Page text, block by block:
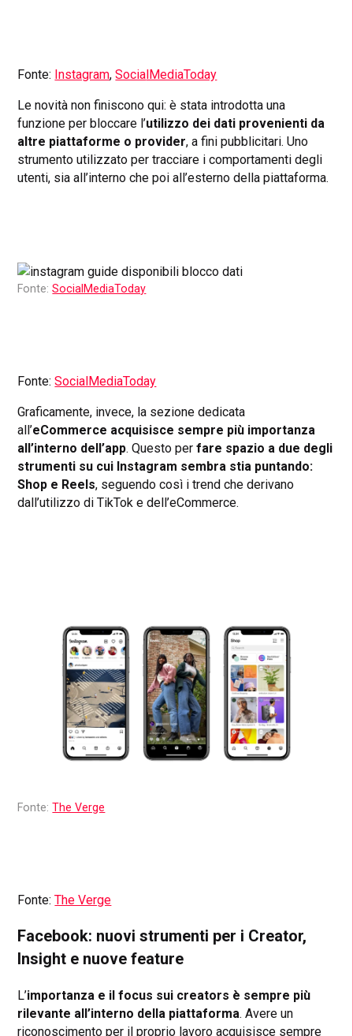
Fonte: Instagram,SocialMediaToday
Le novità non finiscono qui: è stata introdotta una
funzione per bloccare l’utilizzo dei dati provenienti da
altre piattaforme o provider, a fini pubblicitari. Uno
strumento utilizzato per tracciare i comportamenti degli
utenti, sia all’interno che poi all’esterno della piattaforma.
Fonte:SocialMediaToday
Fonte:SocialMediaToday
Graficamente, invece, la sezione dedicata
all’eCommerce acquisisce sempre più importanza
all’interno dell’app. Questo perfare spazio a due degli
strumenti su cui Instagram sembra stia puntando:
Shop e Reels, seguendo così i trend che derivano
dall’utilizzo di TikTok e dell’eCommerce.
Fonte:The Verge
Fonte:The Verge
Facebook: nuovi strumenti per i Creator,
Insight e nuove feature
L’importanza e il focus sui creators è sempre più
rilevante all’interno della piattaforma. Avere un
riconoscimento per il proprio lavoro acquisisce sempre